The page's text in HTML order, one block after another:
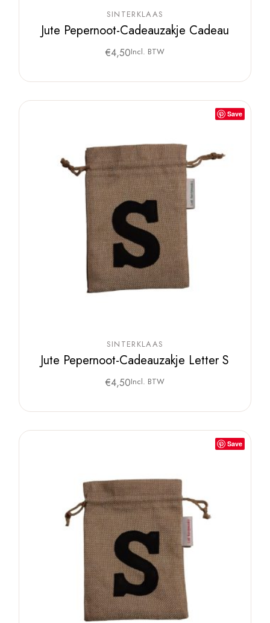
SINTERKLAAS
Jute Pepernoot-Cadeauzakje Cadeau
€4,50Incl. BTW
Save
SINTERKLAAS
Jute Pepernoot-Cadeauzakje Letter S
€4,50Incl. BTW
Save